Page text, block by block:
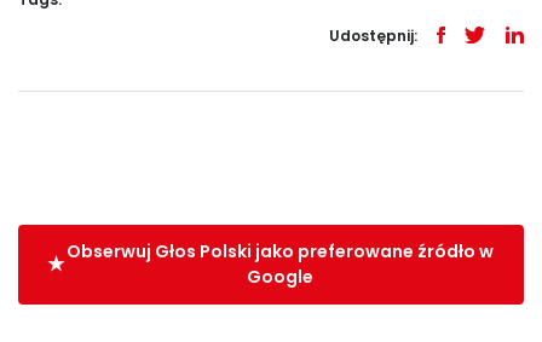
Udostępnij:
Obserwuj Głos Polski jako preferowane źródło w
Google